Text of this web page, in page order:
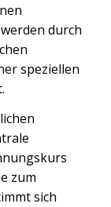
durch
speziellen
zum
sich